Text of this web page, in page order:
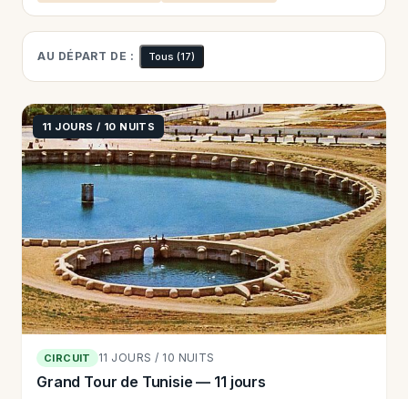
AU DÉPART DE : Tous(17)
11 JOURS / 10 NUITS
CIRCUIT 11 JOURS / 10 NUITS
Grand Tour de Tunisie — 11 jours